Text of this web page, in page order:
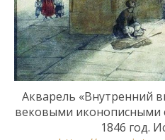
Акварель «Внутренний
вековыми иконописными
1846 год.